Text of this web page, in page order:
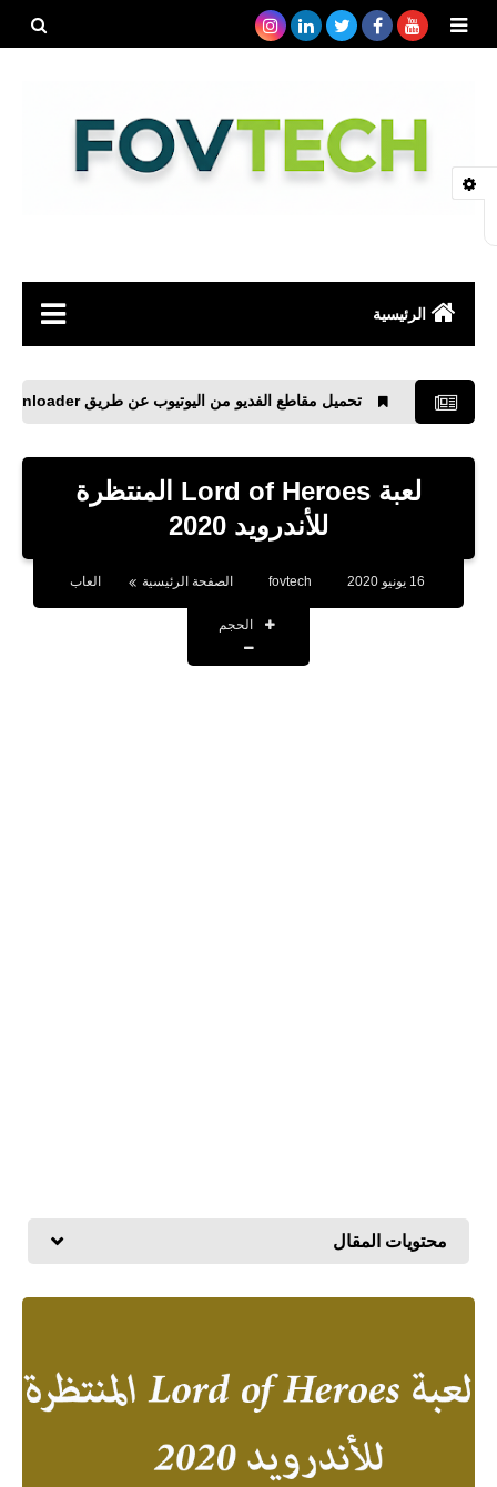
الرئيسية
رياضة
مواقع
تحميل مقاطع الفديو من اليوتيوب عن طريق TubeMate YouTube Downloader
لعبة Lord of Heroes المنتظرة
للأندرويد 2020
fovtech الصفحة الرئيسية العاب
الحجم
محتويات المقال